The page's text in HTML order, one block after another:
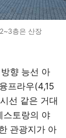
층은 산장
향 능선 아
프라우(4,15
선 같은 거대
스토랑의 야
관광지가 아